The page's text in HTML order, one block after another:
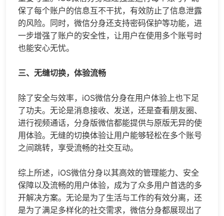
保了每个账户的信息互不干扰，有效防止了信息泄露
的风险。同时，微信分身还支持密码保护等功能，进
一步增强了账户的安全性，让用户在使用多个账号时
也能安心无忧。
三、无缝切换，体验流畅
除了安全与效率，iOS微信分身在用户体验上也下足
了功夫。无论是消息接收、发送，还是查看朋友圈、
进行视频通话，分身版微信都能提供与原版无异的使
用体验。无缝的切换体验让用户能够轻松在多个账号
之间跳转，享受流畅的社交互动。
综上所述，iOS微信分身以其高效的管理能力、安全
保障以及流畅的用户体验，成为了众多用户首选的多
开解决方案。无论是为了生活与工作的有效分离，还
是为了满足多样化的社交需求，微信分身都展现出了